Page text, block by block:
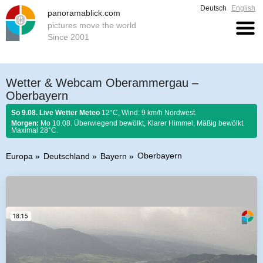
panoramablick.com
pictures move the world
Since 2001
Deutsch English
Wetter & Webcam Oberammergau –
Oberbayern
So 9.08. Live Wetter Meteo 12°C, Wind: 9 km/h Nordwest.
Morgen: Mo 10.08. Überwiegend bewölkt, Klarer Himmel, Mäßig bewölkt.
Maximal 28°C.
Europa Deutschland Bayern Oberbayern